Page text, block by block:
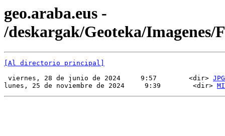
geo.araba.eus -
/deskargak/Geoteka/Imagenes/
[Al directorio principal]
viernes, 28 de junio de 2024     9:57        <dir> JPG
lunes, 25 de noviembre de 2024     9:39        <dir>